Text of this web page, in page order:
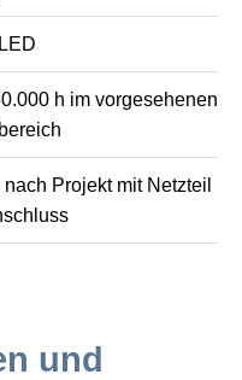
h im vorgesehenen
Projekt mit Netzteil
und